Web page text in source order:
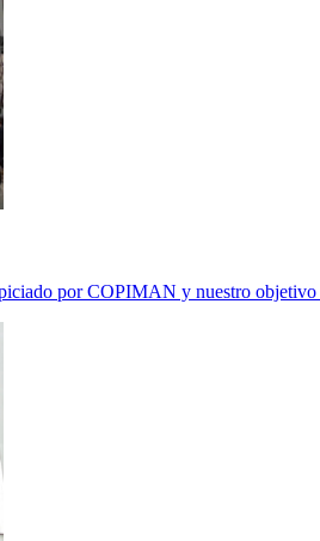
por COPIMAN y nuestro